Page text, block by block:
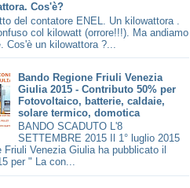
Cos'è?
del contatore ENEL. Un kilowattora .
col kilowatt (orrore!!!). Ma andiamo
Cos'è un kilowattora ?...
Bando Regione Friuli Venezia
Giulia 2015 - Contributo 50% per
Fotovoltaico, batterie, caldaie,
solare termico, domotica
BANDO SCADUTO L'8
SETTEMBRE 2015 Il 1° luglio 2015
Friuli Venezia Giulia ha pubblicato il
per " La con...